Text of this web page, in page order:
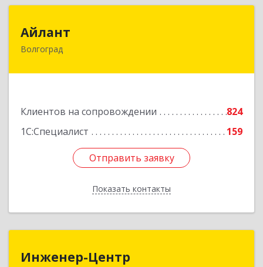
Айлант
Волгоград
Клиентов на сопровождении
824
1С:Специалист
159
Отправить заявку
Показать контакты
400001, Волгоградская обл, Волгоград г, им
Отправить заявку
Назад
Инженер-Центр